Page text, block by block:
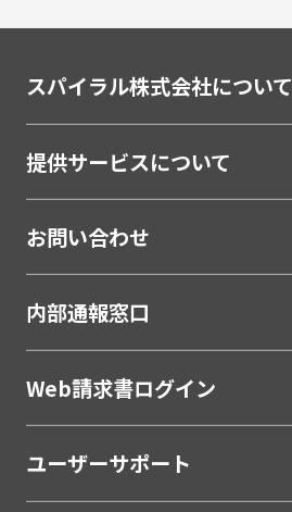
スパイラル株式会社について
提供サービスについて
お問い合わせ
内部通報窓口
Web請求書ログイン
ユーザーサポート